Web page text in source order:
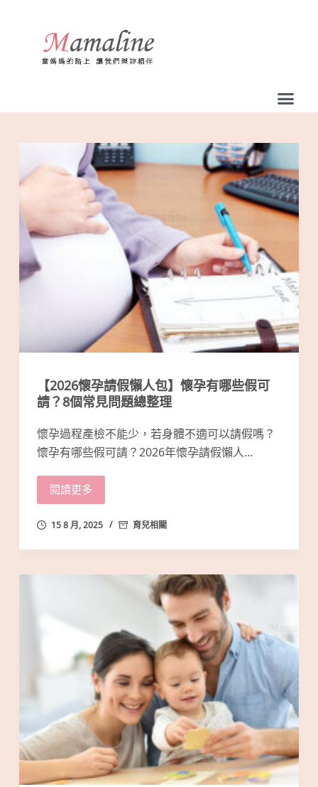
容
【2026懷孕請假懶人包】懷孕有哪些假可
請？8個常見問題總整理
懷孕過程產檢不能少，若身體不適可以請假嗎？
懷孕有哪些假可請？2026年懷孕請假懶人…
閱讀更多
15 8 月, 2025 育兒相關